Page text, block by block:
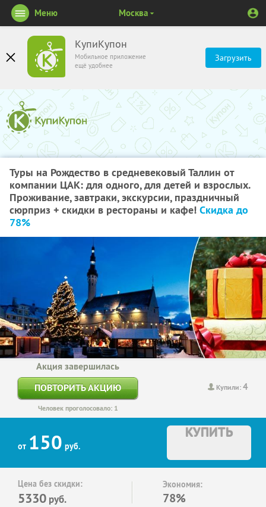
КупиКупон
Мобильное приложение
ещё удобнее
Загрузить
Меню Москва
Туры на Рождество в средневековый Таллин от
компании ЦАК: для одного, для детей и взрослых.
Проживание, завтраки, экскурсии, праздничный
сюрприз + скидки в рестораны и кафе! Скидка до
78%
Купили:4
Акция завершилась
ПОВТОРИТЬ АКЦИЮ
Человек проголосовало: 1
от 150 руб.
КУПИТЬ
Цена без скидки:
5330 руб.
Экономия:
78%